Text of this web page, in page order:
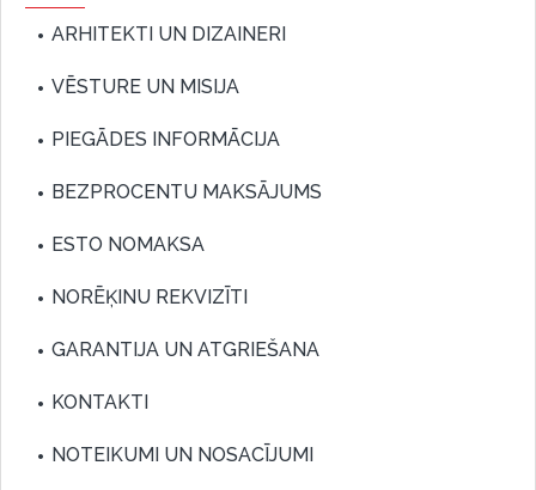
ARHITEKTI UN DIZAINERI
VĒSTURE UN MISIJA
PIEGĀDES INFORMĀCIJA
BEZPROCENTU MAKSĀJUMS
ESTO NOMAKSA
NORĒĶINU REKVIZĪTI
GARANTIJA UN ATGRIEŠANA
KONTAKTI
NOTEIKUMI UN NOSACĪJUMI